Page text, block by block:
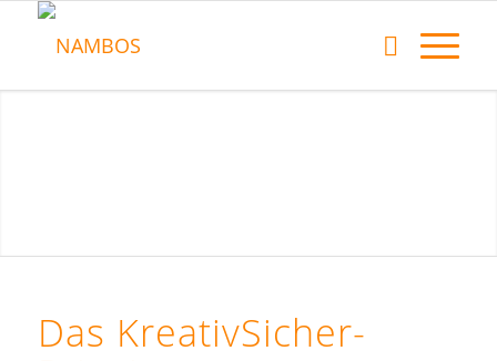
Das KreativSicher-